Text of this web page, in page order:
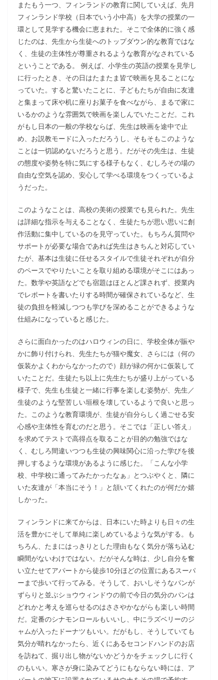
またもう一つ、フィンランドの教育に関していえば、先月
フィンランド学校（日本でいう小中高）を大学の授業の一
環として見学する機会に恵まれた。そこで全体的に強く感
じたのは、先生から生徒へのトップダウン的な教育ではな
く、生徒の主体性が尊重されるような教育がなされている
ということである。 例えば、小学生の英語の授業を見学し
に行ったとき、その日はたまたま皆で映画を見ることにな
っていた。すると驚いたことに、子どもたちが自由に友達
と集まって床や机に座りお菓子を食べながら、まるで家に
いるかのような雰囲気で映画を楽しんでいたことだ。これ
がもし日本の一般の学校ならば、先生は映画を途中で止
め、お説教モードに入っただろうし、そもそもこのような
ことは一切認めないだろうと思う。だがその先生は、生徒
の態度や姿勢を特に気にする様子もなく、むしろその場の
自由な空気を認め、安心して学べる環境をつくっているよ
うだった。
このようなことは、高校の美術の授業でも見られた。先生
は詳細な指示を与えることなく、生徒たちが思い思いに創
作活動に集中しているのを見守っていた。もちろん質問や
サポートが必要な場合であれば先生はきちんと対応してい
たが、基本は生徒に任せるスタイルで生徒それぞれが自分
のペースでやりたいことを取り組める環境がそこにはあっ
た。数学や英語などでも宿題はほとんど課されず、授業内
でレポートを書いたりする時間が確保されているなど、生
徒の負担を軽減しつつも学びを深めることができるような
仕組みになっていると感じた。
さらに面白かったのはハロウィンの日に、学校全体が賑や
かに飾り付けられ、先生たちが猫や魔女、さらには（何の
仮装かよくわからなかったので）顔が緑の何かに仮装して
いたことだ。生徒たち以上に先生たちが盛り上がっている
様子で、先生も生徒と一緒に行事を楽しむ姿勢が、先生／
生徒のような堅苦しい垣根を壊しているようで良いと思っ
た。このような教育環境が、生徒が自分らしく過ごせる安
心感や主体性を育むのだと思う。そこでは「正しい答え」
を求めてテストで高得点を取ることが目的の勉強ではな
く、むしろ間違いつつも生徒の興味関心に沿った学びを後
押しするような環境があるように感じた。「こんな小学
校、中学校に通ってみたかったなぁ」とつぶやくと、隣に
いた友達が「本当にそう！」と頷いてくれたのが何だか嬉
しかった。
フィンランドに来てからは、日本にいた時よりも日々の生
活を豊かにそして単純に楽しめているような気がする。も
ちろん、たまにはっきりとした理由もなく気分が落ち込む
瞬間がないわけではない。だがそんな時は、少し自分を奮
い立たせてアパートから徒歩10分ほどの位置にあるスーパ
ーまで歩いて行ってみる。そうして、おいしそうなパンが
ずらりと並ぶショウウィンドウの前で今日の気分のパンは
どれかと考えを巡らせるのはささやかながらも楽しい時間
だ。定番のシナモンロールもいいし、中にラズベリーのジ
ャムが入ったドーナツもいい。だがもし、そうしていても
気分が晴れなかったら、近くにあるセコンドハンドのお店
を訪ねて、掘り出し物がないかどうかをチェックしに行く
のもいい。寒さが身に染みてどうにもならない時には、ア